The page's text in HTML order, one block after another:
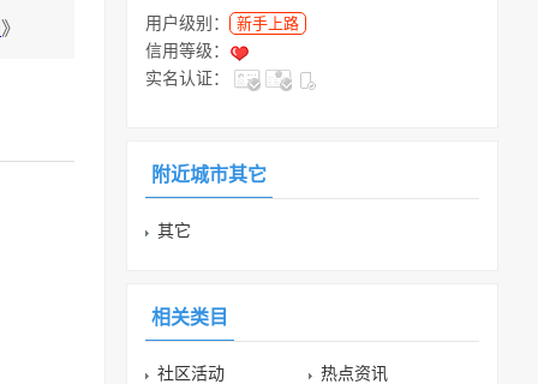
》 用户级别：
新手上路
信用等级：
实名认证：
附近城市其它
其它
相关类目
社区活动 热点资讯